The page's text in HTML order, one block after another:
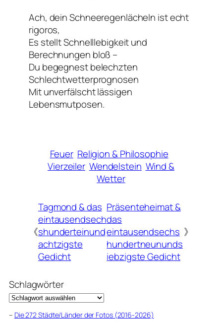
Ach, dein Schneeregenlächeln ist echt
rigoros,
Es stellt Schnelllebigkeit und
Berechnungen bloß –
Du begegnest belechzten
Schlechtwetterprognosen
Mit unverfälscht lässigen
Lebensmutposen.
Feuer Religion & Philosophie
Vierzeiler Wendelstein Wind &
Wetter
《
Tagmond & das
eintausendsech
shunderteinund
achtzigste
Gedicht
Präsenteheimat &
das
eintausendsechs
hundertneununds
iebzigste Gedicht
》
Schlagwörter
– Die 272 Städte/Länder der Fotos (2016-2026)